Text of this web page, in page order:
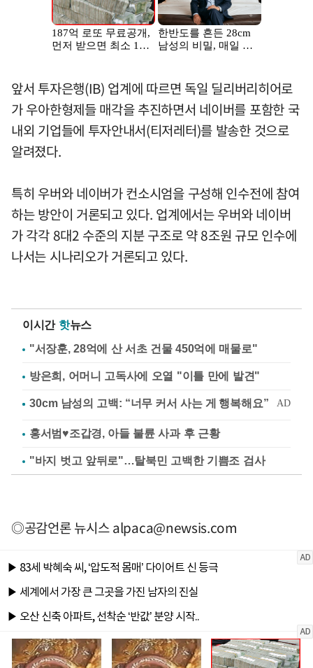
앞서 투자은행(IB) 업계에 따르면 독일 딜리버리히어로
가 우아한형제들 매각을 추진하면서 네이버를 포함한 국
내외 기업들에 투자안내서(티저레터)를 발송한 것으로
알려졌다.
특히 우버와 네이버가 컨소시엄을 구성해 인수전에 참여
하는 방안이 거론되고 있다. 업계에서는 우버와 네이버
가 각각 8대2 수준의 지분 구조로 약 8조원 규모 인수에
나서는 시나리오가 거론되고 있다.
이시간 핫뉴스
"서장훈, 28억에 산 서초 건물 450억에 매물로"
방은희, 어머니 고독사에 오열 "이틀 만에 발견"
홍서범♥조갑경, 아들 불륜 사과 후 근황
"바지 벗고 앞뒤로"…탈북민 고백한 기쁨조 검사
◎공감언론 뉴시스alpaca@newsis.com